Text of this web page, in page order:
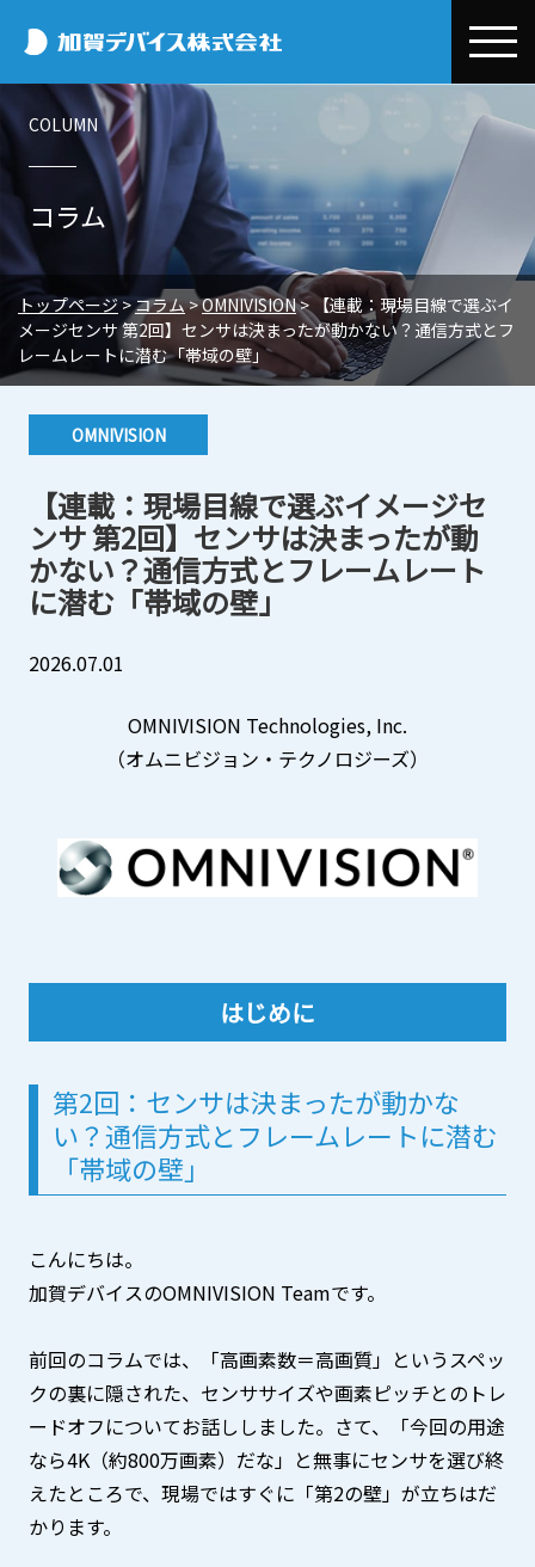
加賀デバイ
会社情報
加賀デバイスとは
代表メッセージ
事業所一覧
電子公告
事業紹介
デバイス事業本部
半導体・電子部品事業
環境開発事業
システム設計/開発・技術サポート
エクセル事業本部
EMSサポートビジネス
EVバス販売
その他製品
お取引先情報
Efinix
OMNIVISION
Quectel
Nordic
三菱電機
コラム
Efinix
Quectel
Nordic
三菱電機
環境・CSR
環境保全への取り組み
プライバシーポリシー
トピックス
展示会・セミナー情報
採用情報
新卒採用
中途採用
A A
COLUMN
コラム
トップページ>コラム>OMNIVISION>【連載：現場目線で選ぶイ
メージセンサ 第2回】センサは決まったが動かない？通信方式とフ
レームレートに潜む「帯域の壁」
OMNIVISION
【連載：現場目線で選ぶイメージセ
ンサ 第2回】センサは決まったが動
かない？通信方式とフレームレート
に潜む「帯域の壁」
2026.07.01
OMNIVISION Technologies, Inc.
（オムニビジョン・テクノロジーズ）
はじめに
第2回：センサは決まったが動かな
い？通信方式とフレームレートに潜む
「帯域の壁」
こんにちは。
加賀デバイスのOMNIVISION Teamです。
前回のコラムでは、「高画素数＝高画質」というスペッ
クの裏に隠された、センササイズや画素ピッチとのトレ
ードオフについてお話ししました。さて、「今回の用途
なら4K（約800万画素）だな」と無事にセンサを選び終
えたところで、現場ではすぐに「第2の壁」が立ちはだ
かります。